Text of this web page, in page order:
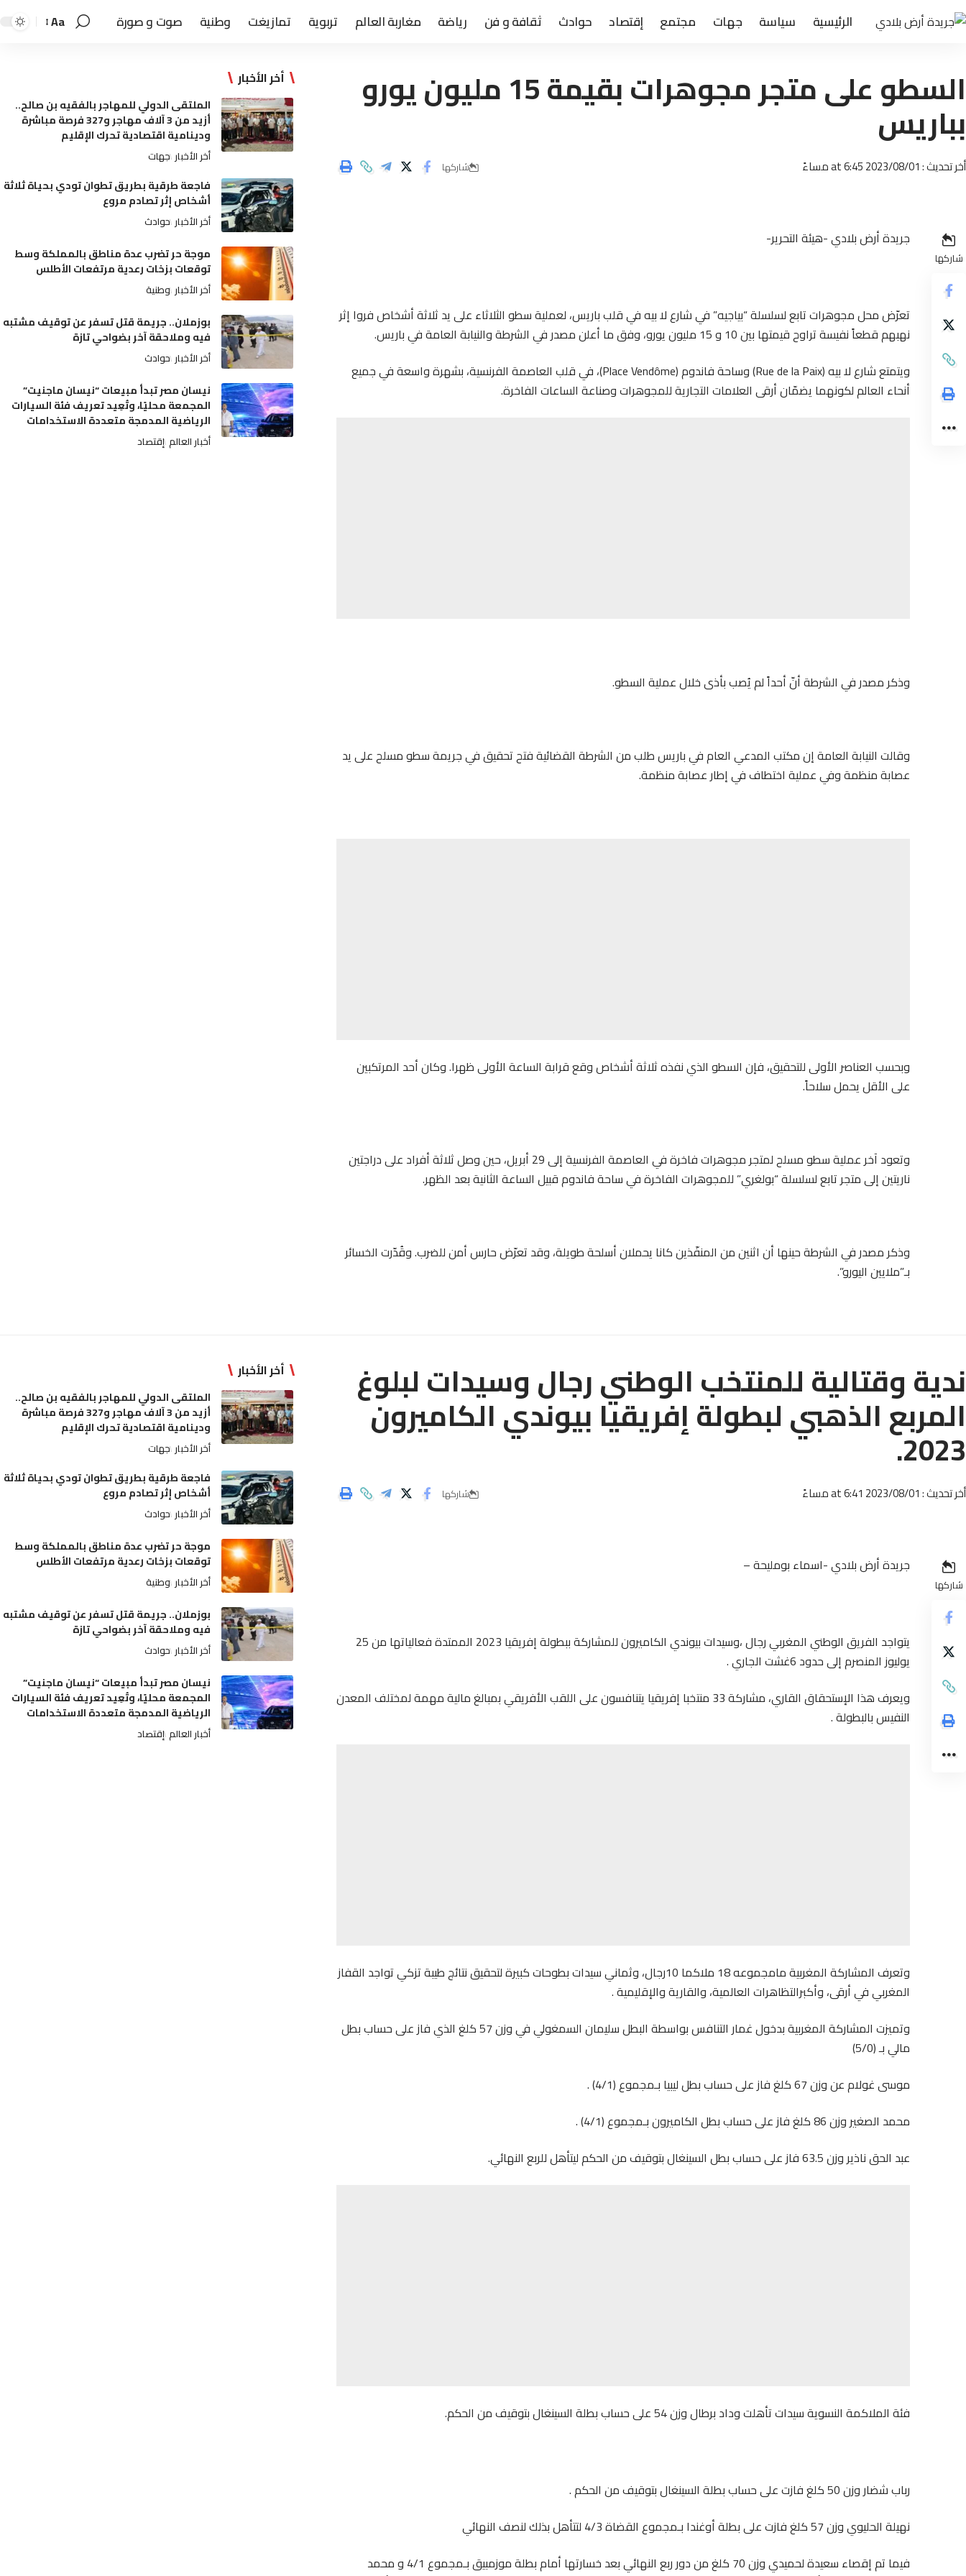
الرئيسية سياسة جهات مجتمع إقتصاد حوادث ثقافة و فن رياضة مغاربة العالم تربوية تمازيغت وطنية صوت و صورة Aa
السطو على متجر مجوهرات بقيمة 15 مليون يورو
بباريس
أخر تحديث : 2023/08/01 at 6:45 مساءً شاركها
شاركها
جريدة أرض بلادي -هيئة التحرير-
تعرّض محل مجوهرات تابع لسلسلة “بياجيه” في شارع لا بيه في قلب باريس، لعملية سطو الثلاثاء على يد ثلاثة أشخاص فروا إثر
نهبهم قطعاً نفيسة تراوح قيمتها بين 10 و 15 مليون يورو، وفق ما أعلن مصدر في الشرطة والنيابة العامة في باريس.
ويتمتع شارع لا بيه (Rue de la Paix) وساحة فاندوم (Place Vendôme)، في قلب العاصمة الفرنسية، بشهرة واسعة في جميع
أنحاء العالم لكونهما يضمّان أرقى العلامات التجارية للمجوهرات وصناعة الساعات الفاخرة.
وذكر مصدر في الشرطة أنّ أحداً لم يُصب بأذى خلال عملية السطو.
وقالت النيابة العامة إن مكتب المدعي العام في باريس طلب من الشرطة القضائية فتح تحقيق في جريمة سطو مسلح على يد
عصابة منظمة وفي عملية اختطاف في إطار عصابة منظمة.
وبحسب العناصر الأولى للتحقيق، فإن السطو الذي نفذه ثلاثة أشخاص وقع قرابة الساعة الأولى ظهرا. وكان أحد المرتكبين
على الأقل يحمل سلاحاً.
وتعود آخر عملية سطو مسلح لمتجر مجوهرات فاخرة في العاصمة الفرنسية إلى 29 أبريل، حين وصل ثلاثة أفراد على دراجتين
ناريتين إلى متجر تابع لسلسلة “بولغري” للمجوهرات الفاخرة في ساحة فاندوم قبيل الساعة الثانية بعد الظهر.
وذكر مصدر في الشرطة حينها أن اثنين من المنفّذين كانا يحملان أسلحة طويلة، وقد تعرّض حارس أمن للضرب. وقُدّرت الخسائر
بـ”ملايين اليورو”.
أخر الأخبار
الملتقى الدولي للمهاجر بالفقيه بن صالح..
أزيد من 3 آلاف مهاجر و327 فرصة مباشرة
ودينامية اقتصادية تحرك الإقليم
أخر الأخبار جهات
فاجعة طرقية بطريق تطوان تودي بحياة ثلاثة
أشخاص إثر تصادم مروع
أخر الأخبار حوادث
موجة حر تضرب عدة مناطق بالمملكة وسط
توقعات بزخات رعدية مرتفعات الأطلس
أخر الأخبار وطنية
بوزملان.. جريمة قتل تسفر عن توقيف مشتبه
فيه وملاحقة آخر بضواحي تازة
أخر الأخبار حوادث
نيسان مصر تبدأ مبيعات “نيسان ماجنيت”
المجمعة محليًا، وتُعِيد تعريف فئة السيارات
الرياضية المدمجة متعددة الاستخدامات
أخبار العالم إقتصاد
ندية وقتالية للمنتخب الوطني رجال وسيدات لبلوغ
المربع الذهبي لبطولة إفريقيا بيوندي الكاميرون
2023.
أخر تحديث : 2023/08/01 at 6:41 مساءً شاركها
شاركها
جريدة أرض بلادي -اسماء بومليحة –
يتواجد الفريق الوطني المغربي رجال ،وسيدات بيوندي الكاميرون للمشاركة ببطولة إفريقيا 2023 الممتدة فعالياتها من 25
يوليوز المنصرم إلى حدود 6غشت الجاري .
ويعرف هذا الإستحقاق القاري، مشاركة 33 منتخبا إفريقيا يتنافسون على اللقب الأفريقي بمبالغ مالية مهمة لمختلف المعدن
النفيس بالبطولة .
وتعرف المشاركة المغربية مامجموعه 18 ملاكما 10رجال، وثماني سيدات بطوحات كبيرة لتحقيق نتائج طيبة تزكي تواجد القفاز
المغربي في أرقى، وأكبرالتظاهرات العالمية، والقارية والإقليمية .
وتميزت المشاركة المغربية بدخول غمار التنافس بواسطة البطل سليمان السمغولي في وزن 57 كلغ الذي فاز على حساب بطل
مالي بـ (5/0)
موسى غولام عن وزن 67 كلغ فاز على حساب بطل ليبيا بـمجموع (4/1) .
محمد الصغير وزن 86 كلغ فاز على حساب بطل الكاميرون بـمجموع (4/1) .
عبد الحق ناذير وزن 63.5 فاز على حساب بطل السينغال بتوقيف من الحكم ليتأهل للربع النهائي.
فئة الملاكمة النسوية سيدات تأهلت وداد برطال وزن 54 على حساب بطلة السينغال بتوقيف من الحكم.
رباب شضار وزن 50 كلغ فازت على حساب بطلة السينغال بتوقيف من الحكم .
نهيلة الحليوي وزن 57 كلغ فازت على بطلة أوغندا بـمجموع القضاة 4/3 لتتأهل بذلك لنصف النهائي
فيما تم إقصاء سعيدة لحميدي وزن 70 كلغ من دور ربع النهائي بعد خسارتها أمام بطلة موزمبيق بـمجموع 4/1 و محمد
أخر الأخبار
الملتقى الدولي للمهاجر بالفقيه بن صالح..
أزيد من 3 آلاف مهاجر و327 فرصة مباشرة
ودينامية اقتصادية تحرك الإقليم
أخر الأخبار جهات
فاجعة طرقية بطريق تطوان تودي بحياة ثلاثة
أشخاص إثر تصادم مروع
أخر الأخبار حوادث
موجة حر تضرب عدة مناطق بالمملكة وسط
توقعات بزخات رعدية مرتفعات الأطلس
أخر الأخبار وطنية
بوزملان.. جريمة قتل تسفر عن توقيف مشتبه
فيه وملاحقة آخر بضواحي تازة
أخر الأخبار حوادث
نيسان مصر تبدأ مبيعات “نيسان ماجنيت”
المجمعة محليًا، وتُعِيد تعريف فئة السيارات
الرياضية المدمجة متعددة الاستخدامات
أخبار العالم إقتصاد